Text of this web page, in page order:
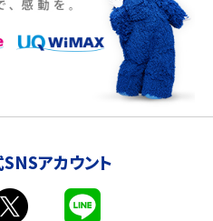
ック・機能の違いをわかりやすく紹介
・サイズ・カメラ性能の違いを徹底解説
・スペック・機能を徹底比較
方法や端末を選ぶ時の注意点を解説！
アカウント